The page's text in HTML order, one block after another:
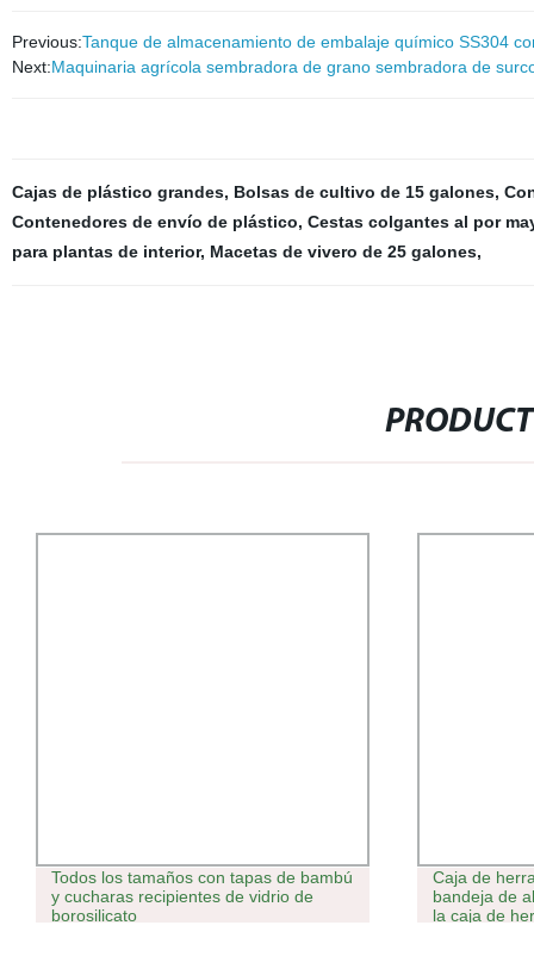
Previous:Tanque de almacenamiento de embalaje químico SS304
Next:Maquinaria agrícola sembradora de grano sembradora de
Cajas de plástico grandes, Bolsas de cultivo de 15 galones,
Contenedores de envío de plástico, Cestas colgantes al por
para plantas de interior, Macetas de vivero de 25 galones,
Todos los tamaños con tapas de bambú
y cucharas recipientes de vidrio de
borosilicato
Caja de
bandeja de
la caja de